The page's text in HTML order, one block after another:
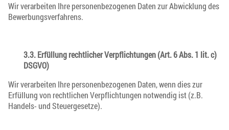
Wir verarbeiten Ihre personenbezogenen Daten zur Abwicklung des
Bewerbungsverfahrens.
3.3. Erfüllung rechtlicher Verpflichtungen (Art. 6 Abs. 1 lit. c)
DSGVO)
Wir verarbeiten Ihre personenbezogenen Daten, wenn dies zur
Erfüllung von rechtlichen Verpflichtungen notwendig ist (z.B.
Handels- und Steuergesetze).